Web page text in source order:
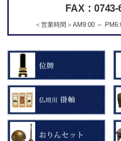
FAX：0743-
＜営業時間＞AM9:00 ～